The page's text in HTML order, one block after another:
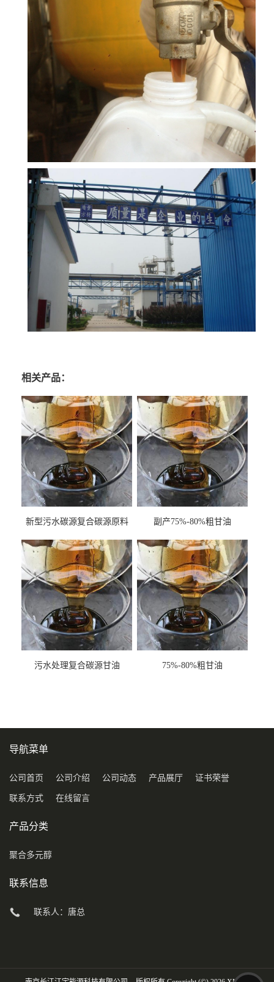
相关产品：
新型污水碳源复合碳源原料
副产75%-80%粗甘油
污水处理复合碳源甘油
75%-80%粗甘油
导航菜单
公司首页 公司介绍 公司动态 产品展厅 证书荣誉
联系方式 在线留言
产品分类
聚合多元醇
联系信息
联系人：唐总